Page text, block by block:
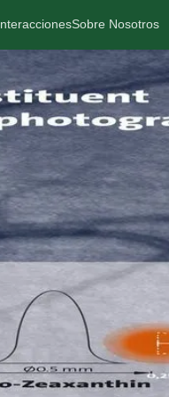
InteraccionesSobre Nosotros